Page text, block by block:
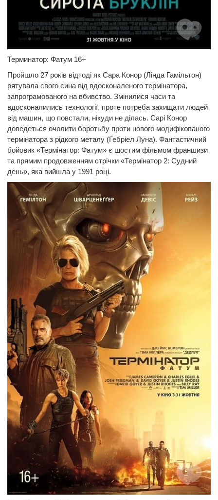
Терминатор: Фатум 16+
Пройшло 27 років відтоді як Сара Конор (Лінда Гамільтон)
рятувала свого сина від вдосконаленого термінатора,
запрограмованого на вбивство. Змінилися часи та
вдосконалились технології, проте потреба захищати людей
від машин, що повстали, нікуди не ділась. Сарі Конор
доведеться очолити боротьбу проти нового модифікованого
термінатора з рідкого металу (Ґебріел Луна). Фантастичний
бойовик «Термінатор: Фатум» є шостим фільмом франшизи
та прямим продовженням стрічки «Термінатор 2: Судний
день», яка вийшла у 1991 році.